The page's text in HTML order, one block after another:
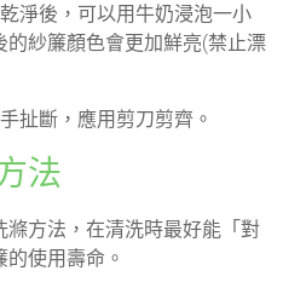
淨後，可以用牛奶浸泡一小
紗簾顏色會更加鮮亮(禁止漂
扯斷，應用剪刀剪齊。
法
方法，在清洗時最好能「對
使用壽命。